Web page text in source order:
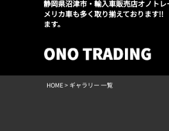
静岡県沼津市・輸入車販売店オノト
メリカ車も多く取り揃えております
ます。
HOME> ギャラリー 一覧